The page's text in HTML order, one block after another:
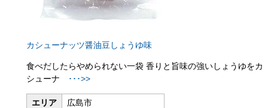
カシューナッツ醤油豆しょうゆ味
食べだしたらやめられない一袋 香りと旨味の強いしょうゆをカ
シューナ
･･･>>
エリア
広島市